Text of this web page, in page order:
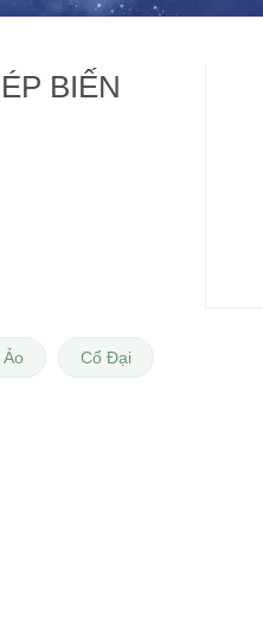
BIẾN
Cổ Đại